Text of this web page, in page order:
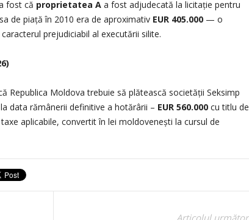
fost că proprietatea Aa fost adjudecată la licitație pentru
de piață în 2010 era de aproximativ EUR 405.000— o
prejudiciabil al executării silite.
Republica Moldova trebuie să plătească societății Seksimp
data rămânerii definitive a hotărârii – EUR 560.000cu titlu de
aplicabile, convertit în lei moldovenești la cursul de
Articolul următor